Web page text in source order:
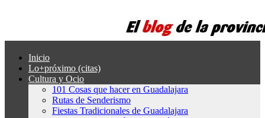
Inicio
Lo+próximo (citas)
Cultura y Ocio
101 Cosas que hacer en Guadalajara
Rutas de Senderismo
Fiestas Tradicionales de Guadalajara